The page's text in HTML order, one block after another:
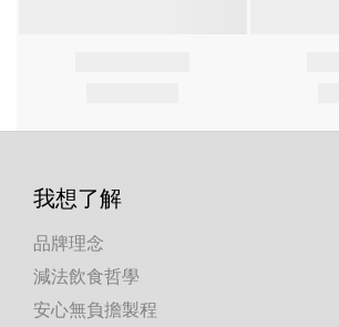
我想了解
品牌理念
減法飲食哲學
安心無負擔製程